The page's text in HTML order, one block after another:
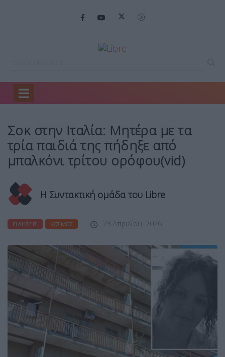
Home
Σοκ στην Ιταλία: Μητέρα με τα
τρία παιδιά της πήδηξε από
μπαλκόνι τρίτου ορόφου(vid)
Η Συντακτική ομάδα του Libre
ΕΙΔΉΣΕΙΣ ΚΌΣΜΟΣ 23 Απριλίου, 2026